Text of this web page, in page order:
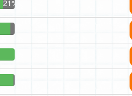
21%